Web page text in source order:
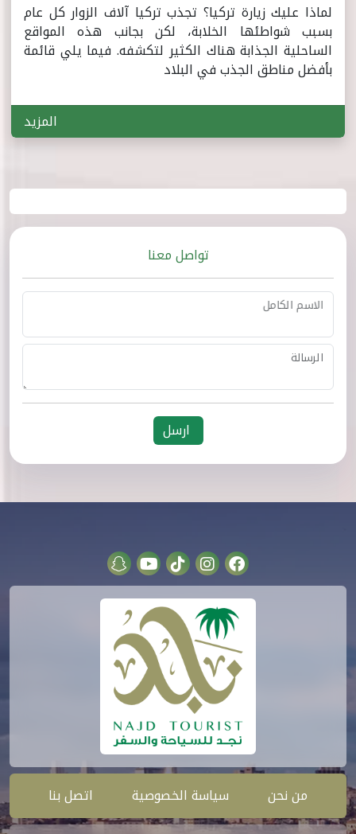
لماذا عليك زيارة تركيا؟ تجذب تركيا آلاف الزوار كل عام
بسبب شواطئها الخلابة، لكن بجانب هذه المواقع
الساحلية الجذابة هناك الكثير لتكشفه. فيما يلي قائمة
بأفضل مناطق الجذب في البلاد
المزيد
تواصل معنا
الاسم الكامل
الرسالة
ارسل
من نحن سياسة الخصوصية اتصل بنا